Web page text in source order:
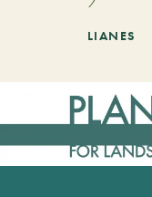
LIANES